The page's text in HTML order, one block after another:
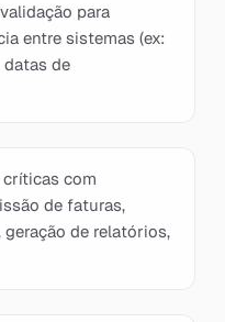
para
entre sistemas (ex:
datas de
com
de faturas,
de relatórios,